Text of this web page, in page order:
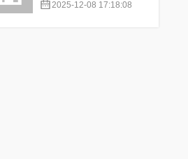
吗 2025-12-08 17:18:08